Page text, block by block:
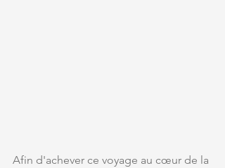
Afin d'achever ce voyage au cœur de la